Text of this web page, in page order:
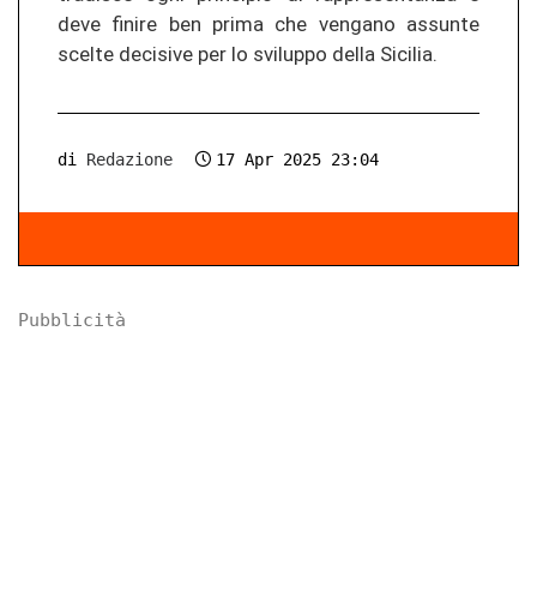
deve fi­ni­re ben prima che ven­ga­no as­sun­te
scel­te de­ci­si­ve per lo svi­lup­po della Si­ci­lia.
di Redazione 17 Apr 2025 23:04
Pubblicità